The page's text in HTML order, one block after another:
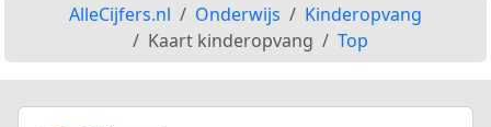
AlleCijfers.nl Onderwijs
Kinderopvang
Kaart kinderopvang
Top